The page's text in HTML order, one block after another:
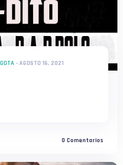
- AGOSTO 16, 2021
0 Comentarios